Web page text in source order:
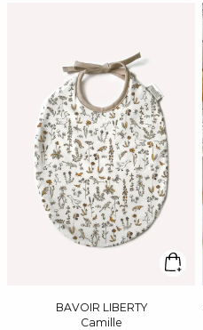
BAVOIR LIBERTY
Camille